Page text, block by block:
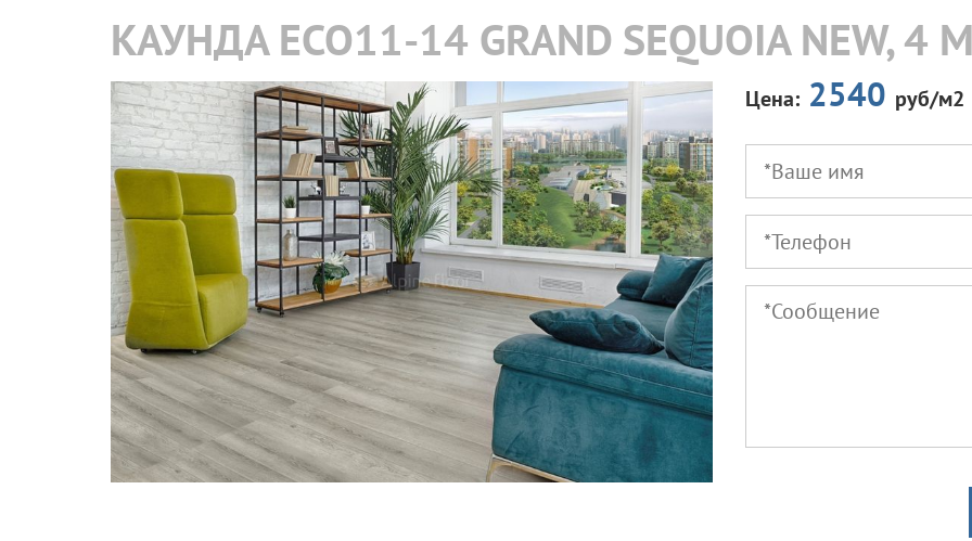
КАУНДА ЕСО11-14 GRAND SEQUOIA NEW, 4
Цена: 2540 руб/м2